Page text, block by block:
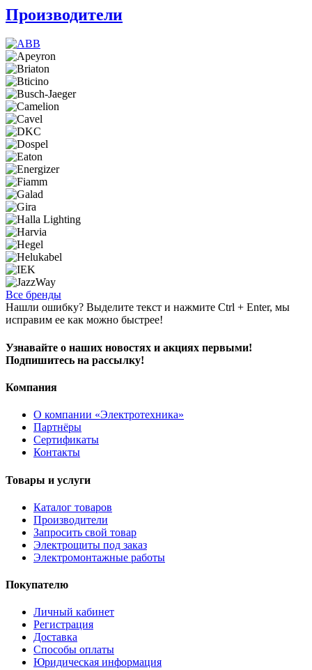
Производители
Все бренды
Нашли ошибку? Выделите текст и нажмите Ctrl + Enter, мы
исправим ее как можно быстрее!
Узнавайте о наших новостях и акциях первыми!
Подпишитесь на рассылку!
Компания
О компании «Электротехника»
Партнёры
Сертификаты
Контакты
Товары и услуги
Каталог товаров
Производители
Запросить свой товар
Электрощиты под заказ
Электромонтажные работы
Покупателю
Личный кабинет
Регистрация
Доставка
Способы оплаты
Юридическая информация